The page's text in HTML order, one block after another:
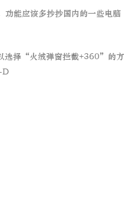
功能应该多抄抄国内的一些电脑
选择“火绒弹窗拦截+360”的方
D